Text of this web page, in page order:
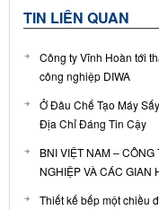
TIN LIÊN QUAN
Công ty Vĩnh Hoàn tới
công nghiệp DIWA
Ở Đâu Chế Tạo Máy
Địa Chỉ Đáng Tin Cậy
BNI VIỆT NAM –
NGHIỆP VÀ CÁC GIAN
Thiết kế bếp một chiều